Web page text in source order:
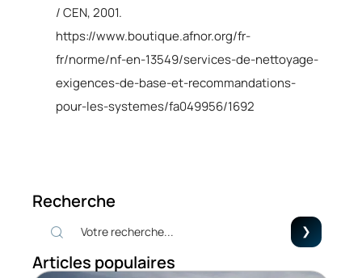
/ CEN, 2001.
https://www.boutique.afnor.org/fr-
fr/norme/nf-en-13549/services-de-nettoyage-
exigences-de-base-et-recommandations-
pour-les-systemes/fa049956/1692
Recherche
Articles populaires